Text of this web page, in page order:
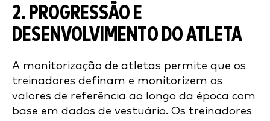
2. PROGRESSÃO E
DESENVOLVIMENTO DO ATLETA
A monitorização de atletas permite que os
treinadores definam e monitorizem os
valores de referência ao longo da época com
base em dados de vestuário. Os treinadores